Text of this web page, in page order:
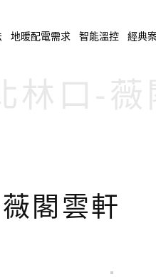
地暖配電需求 智能溫控 經典
閣雲軒